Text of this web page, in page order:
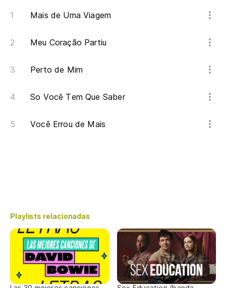
Mais de Uma Viagem
Meu Coração Partiu
Perto de Mim
So Você Tem Que Saber
Você Errou de Mais
Playlists relacionadas